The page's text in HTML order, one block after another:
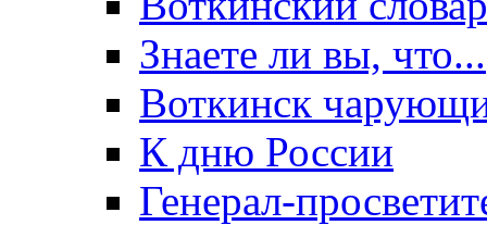
Знаете ли вы, что...
Воткинск
К дню России
Генерал-